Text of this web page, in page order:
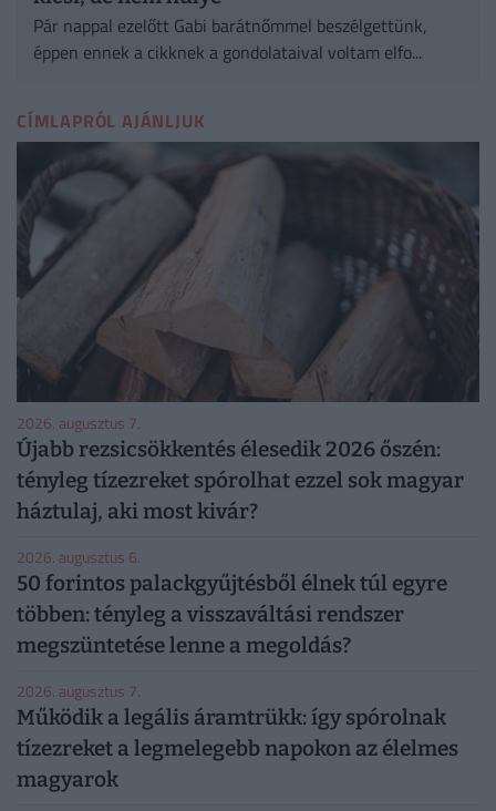
Pár nappal ezelőtt Gabi barátnőmmel beszélgettünk,
éppen ennek a cikknek a gondolataival voltam elfo...
CÍMLAPRÓL AJÁNLJUK
2026. augusztus 7.
Újabb rezsicsökkentés élesedik 2026 őszén:
tényleg tízezreket spórolhat ezzel sok magyar
háztulaj, aki most kivár?
2026. augusztus 6.
50 forintos palackgyűjtésből élnek túl egyre
többen: tényleg a visszaváltási rendszer
megszüntetése lenne a megoldás?
2026. augusztus 7.
Működik a legális áramtrükk: így spórolnak
tízezreket a legmelegebb napokon az élelmes
magyarok